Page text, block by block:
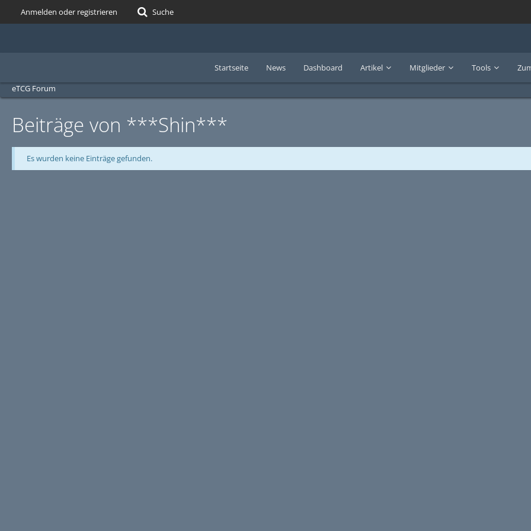
Anmelden oder registrieren Suche
Startseite News Dashboard Artikel Mitglieder Tools
eTCG Forum
Beiträge von ***Shin***
Es wurden keine Einträge gefunden.